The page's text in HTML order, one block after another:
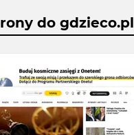
do gdzieco.pl